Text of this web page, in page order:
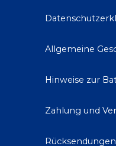
Allgemeine
Hinweise zur
Zahlung und
Rücksendungen